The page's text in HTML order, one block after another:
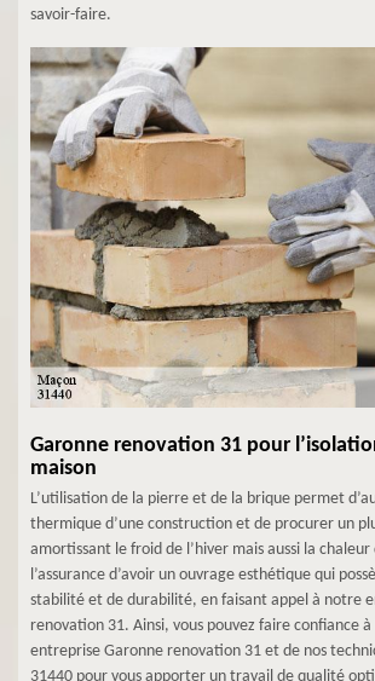
savoir-faire.
Garonne renovation 31 pour
maison
L’utilisation de la pierre et de la brique permet
thermique d’une construction et de procurer un
amortissant le froid de l’hiver mais aussi la chaleur
l’assurance d’avoir un ouvrage esthétique qui
stabilité et de durabilité, en faisant appel à notre
renovation 31. Ainsi, vous pouvez faire confiance
entreprise Garonne renovation 31 et de nos
31440 pour vous apporter un travail de qualité